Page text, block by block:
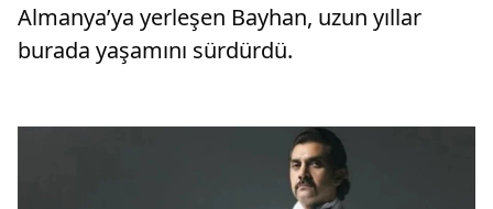
Almanya’ya yerleşen Bayhan, uzun yıllar
burada yaşamını sürdürdü.